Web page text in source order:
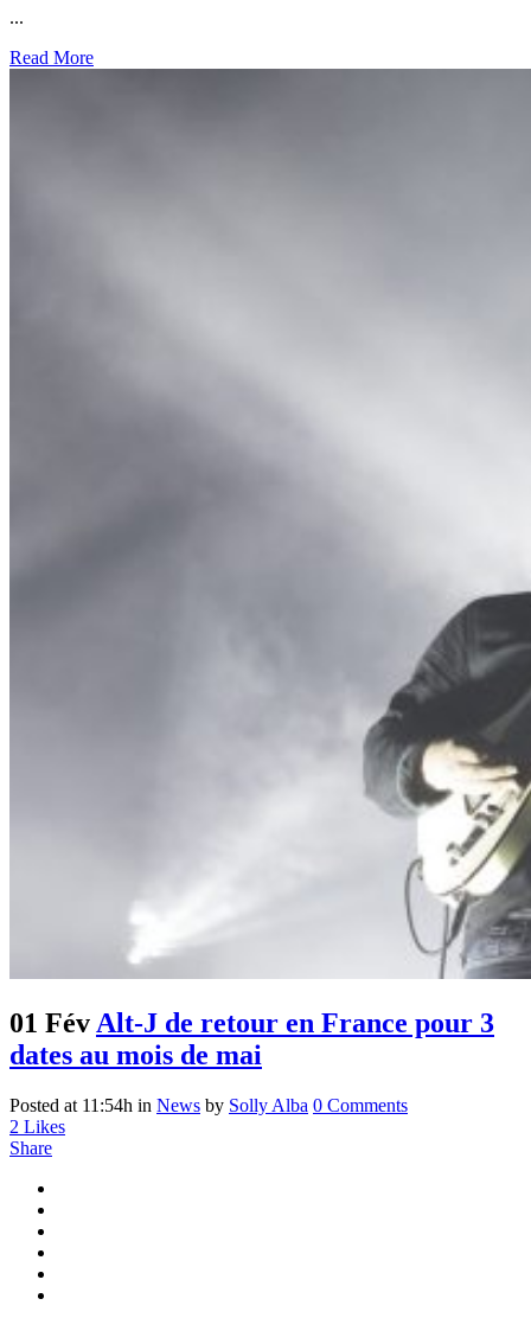
...
Read More
01 Fév Alt-J de retour en France pour 3
dates au mois de mai
Posted at 11:54h in News by Solly Alba 0 Comments
2 Likes
Share